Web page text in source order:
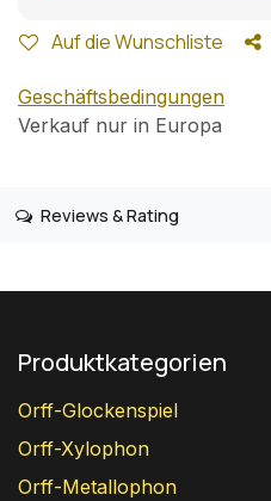
Auf die Wunschliste
Geschäftsbedingungen
Verkauf nur in Europa
Reviews & Rating
Produktkategorien
Orff-Glockenspiel
Orff-Xylophon
Orff-Metallophon